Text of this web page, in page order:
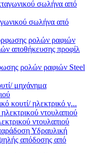
σωλήνα από
ρολών ραφιών Steel
κουτί/ ηλεκτρικό γ...
ντουλαπιού